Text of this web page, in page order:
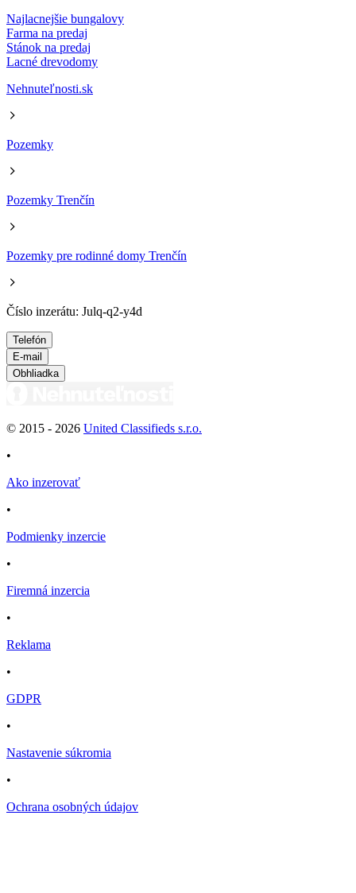
Najlacnejšie bungalovy
Farma na predaj
Stánok na predaj
Lacné drevodomy
Nehnuteľnosti.sk
Pozemky
Pozemky Trenčín
Pozemky pre rodinné domy Trenčín
Číslo inzerátu: Julq-q2-y4d
Telefón
E-mail
Obhliadka
© 2015 - 2026 United Classifieds s.r.o.
•
Ako inzerovať
•
Podmienky inzercie
•
Firemná inzercia
•
Reklama
•
GDPR
•
Nastavenie súkromia
•
Ochrana osobných údajov